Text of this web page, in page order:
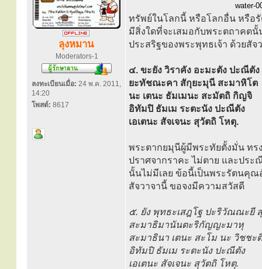
ลุงหมาน
Moderators-1
ลงทะเบียนเมื่อ: 24 พ.ค. 2011,
14:20
โพสต์: 8617
water-
ทรัพย์ในโลกนี้ หรือโลกอื่น หรือ
มีสิ่งใดที่จะเสมอกับพระตถาคต
ประสริฐของพระพุทธเจ้า ด้วยสั
๔. ขะยัง วิราคัง อะมะตัง ปะณีตัง
ยะทัชณะคา สักุยะมุนี สะมาหิโต
นะ เตนะ ธัมเมนะ สะมัตถิ กิญจิ
อิทัมปิ ธัมเม ระตะนัง ปะณีตัง
เอเตนะ สัจเจนะ สุวัตถิ โหตุ.
พระตากยมุนีผู้มีพระทัยตั้งมั่น ทร
ปราศจากราคะ ไม่ตาย และประ
นั้นไม่มีเลย ข้อนี้เป็นพระรัตนคุณ
สัจวาจานี้ ขอจงมีความสวัสดี
๕. ยัง พุทธะเสฎโฐ ปะริวัณณะยี
สะมาธิมานันตะริกัญญะมาหุ
สะมาธินา เตนะ สะโม นะ วิชชะติ
อิทัมปิ ธัมเม ระตะนัง ปะณีตัง
เอเตนะ สัจเจนะ สุวัตถิ โหตุ.